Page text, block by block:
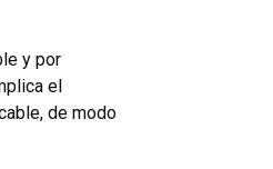
y por
el
de modo